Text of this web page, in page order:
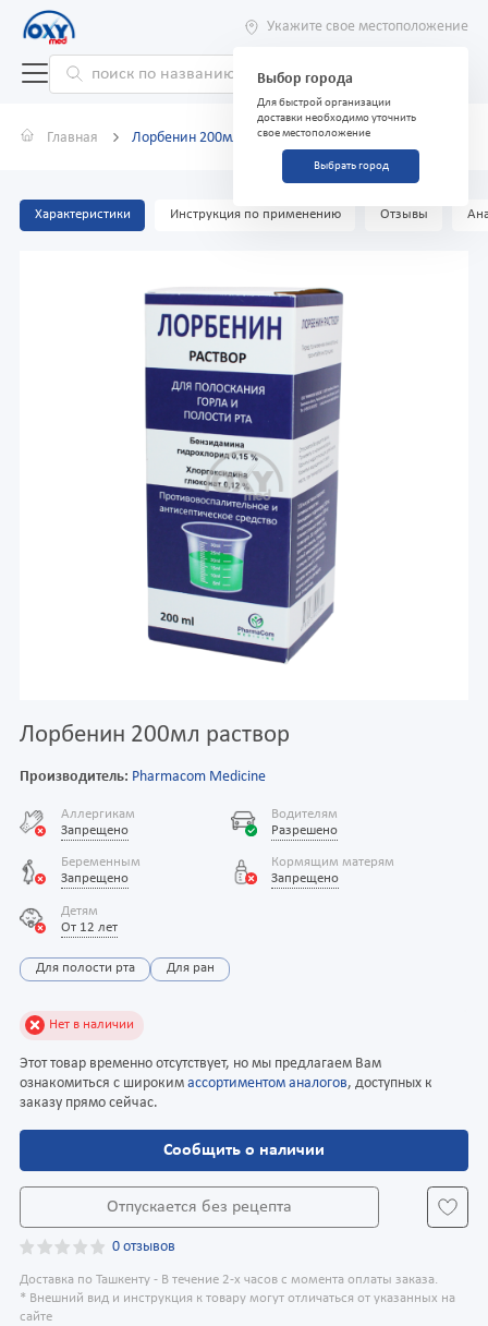
Укажите свое местоположение
Выбор города
Для быстрой организации
доставки необходимо уточнить
свое местоположение
Выбрать город
Главная Лорбенин 200мл раствор
Характеристики Инструкция по применению Отзывы
Лорбенин 200мл раствор
Производитель: Pharmacom Medicine
Аллергикам
Запрещено
Водителям
Разрешено
Беременным
Запрещено
Кормящим матерям
Запрещено
Детям
От 12 лет
Для полости рта Для ран
Нет в наличии
Этот товар временно отсутствует, но мы предлагаем Вам
ознакомиться с широким ассортиментом аналогов, доступных к
заказу прямо сейчас.
Сообщить о наличии
Отпускается без рецепта
0 отзывов
Доставка по Ташкенту - В течение 2-х часов с момента оплаты заказа.
* Внешний вид и инструкция к товару могут отличаться от указанных на
сайте